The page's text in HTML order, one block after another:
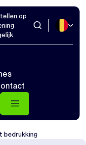
op
bedrukking
1 Video's
Sluiten